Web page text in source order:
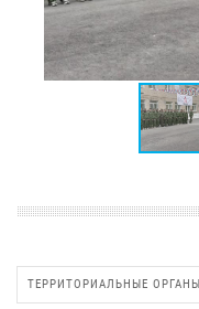
ТЕРРИТОРИАЛЬНЫЕ ОРГАНЫ